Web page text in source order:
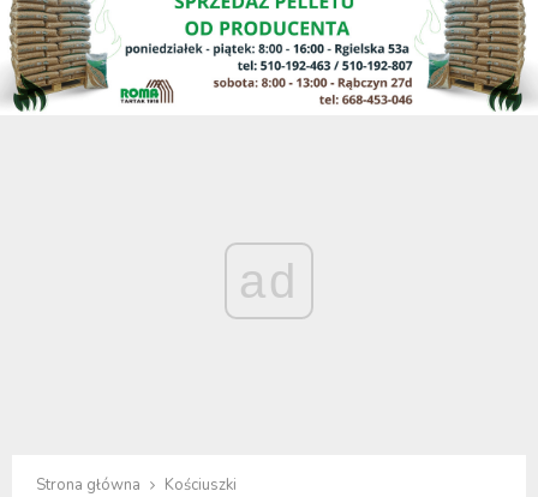
ad
Strona główna Kościuszki